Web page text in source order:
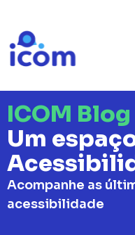
ICOM Blog
Um
Acompanhe as
acessibilidade